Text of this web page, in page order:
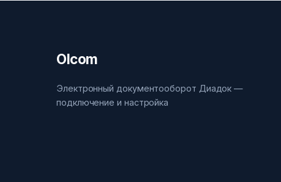
Olcom
Электронный документооборот Диадок —
подключение и настройка